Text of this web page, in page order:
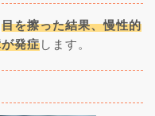
目を擦った結果、慢性的
発症します。